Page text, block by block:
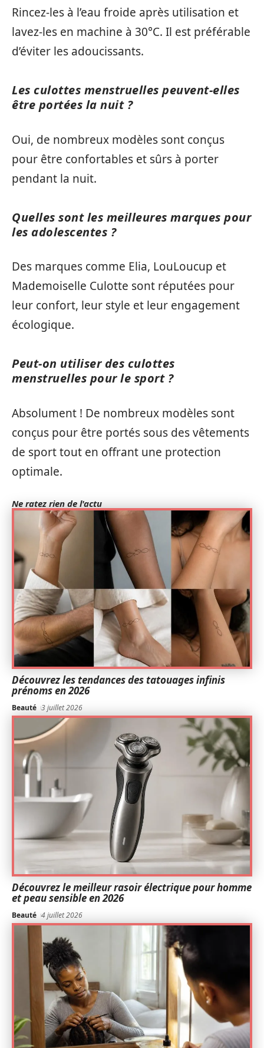
Rincez-les à l’eau froide après utilisation et
lavez-les en machine à 30°C. Il est préférable
d’éviter les adoucissants.
Les culottes menstruelles peuvent-elles
être portées la nuit ?
Oui, de nombreux modèles sont conçus
pour être confortables et sûrs à porter
pendant la nuit.
Quelles sont les meilleures marques pour
les adolescentes ?
Des marques comme Elia, LouLoucup et
Mademoiselle Culotte sont réputées pour
leur confort, leur style et leur engagement
écologique.
Peut-on utiliser des culottes
menstruelles pour le sport ?
Absolument ! De nombreux modèles sont
conçus pour être portés sous des vêtements
de sport tout en offrant une protection
optimale.
Ne ratez rien de l'actu
Découvrez les tendances des tatouages infinis
prénoms en 2026
Beauté 3 juillet 2026
Découvrez le meilleur rasoir électrique pour homme
et peau sensible en 2026
Beauté 4 juillet 2026